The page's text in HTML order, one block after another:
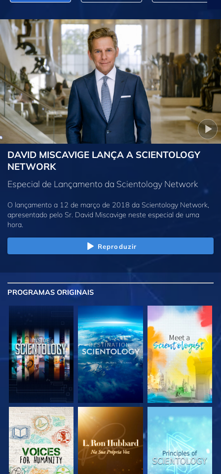
DAVID MISCAVIGE LANÇA A SCIENTOLOGY
NETWORK
Especial de Lançamento da Scientology Network
O lançamento a 12 de março de 2018 da Scientology Network,
apresentado pelo Sr. David Miscavige neste especial de uma
hora.
Reproduzir
PROGRAMAS ORIGINAIS
EXPLORE A SÉRIE EXPLORE A SÉRIE EXPLORE A SÉRIE